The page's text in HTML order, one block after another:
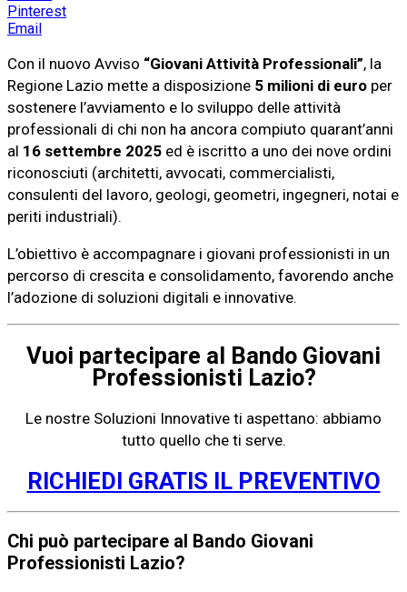
Pinterest
Email
Con il nuovo Avviso “Giovani Attività Professionali”, la
Regione Lazio mette a disposizione 5 milioni di euro per
sostenere l’avviamento e lo sviluppo delle attività
professionali di chi non ha ancora compiuto quarant’anni
al 16 settembre 2025 ed è iscritto a uno dei nove ordini
riconosciuti (architetti, avvocati, commercialisti,
consulenti del lavoro, geologi, geometri, ingegneri, notai e
periti industriali).
L’obiettivo è accompagnare i giovani professionisti in un
percorso di crescita e consolidamento, favorendo anche
l’adozione di soluzioni digitali e innovative.
Vuoi partecipare al Bando Giovani
Professionisti Lazio?
Le nostre Soluzioni Innovative ti aspettano: abbiamo
tutto quello che ti serve.
RICHIEDI GRATIS IL PREVENTIVO
Chi può partecipare al Bando Giovani
Professionisti Lazio?